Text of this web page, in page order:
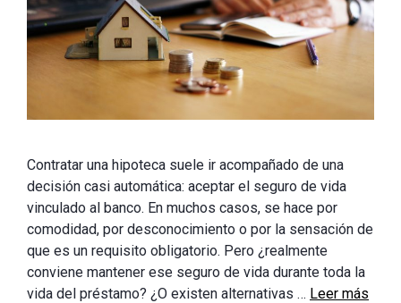
Contratar una hipoteca suele ir acompañado de una
decisión casi automática: aceptar el seguro de vida
vinculado al banco. En muchos casos, se hace por
comodidad, por desconocimiento o por la sensación de
que es un requisito obligatorio. Pero ¿realmente
conviene mantener ese seguro de vida durante toda la
vida del préstamo? ¿O existen alternativas … Leer más